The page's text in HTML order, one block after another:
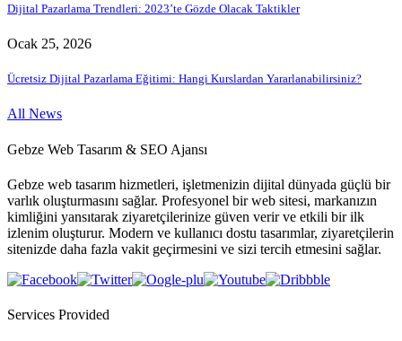
Dijital Pazarlama Trendleri: 2023’te Gözde Olacak Taktikler
Ocak 25, 2026
Ücretsiz Dijital Pazarlama Eğitimi: Hangi Kurslardan Yararlanabilirsiniz?
All News
Gebze Web Tasarım & SEO Ajansı
Gebze web tasarım hizmetleri, işletmenizin dijital dünyada güçlü bir
varlık oluşturmasını sağlar. Profesyonel bir web sitesi, markanızın
kimliğini yansıtarak ziyaretçilerinize güven verir ve etkili bir ilk
izlenim oluşturur. Modern ve kullanıcı dostu tasarımlar, ziyaretçilerin
sitenizde daha fazla vakit geçirmesini ve sizi tercih etmesini sağlar.
Services Provided